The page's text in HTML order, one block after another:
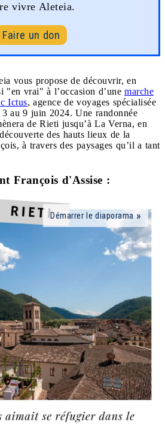
vivre Aleteia.
Faire un don
vous propose de découvrir, en
"en vrai" à l’occasion d’une marche
Ictus, agence de voyages spécialisée
au 9 juin 2024. Une randonnée
de Rieti jusqu’à La Verna, en
des hauts lieux de la
à travers des paysages qu’il a tant
François d'Assise :
Démarrer le diaporama